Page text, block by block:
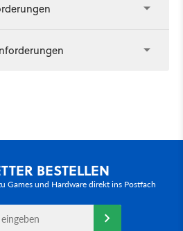
BESTELLEN
Games und Hardware direkt ins Postfach